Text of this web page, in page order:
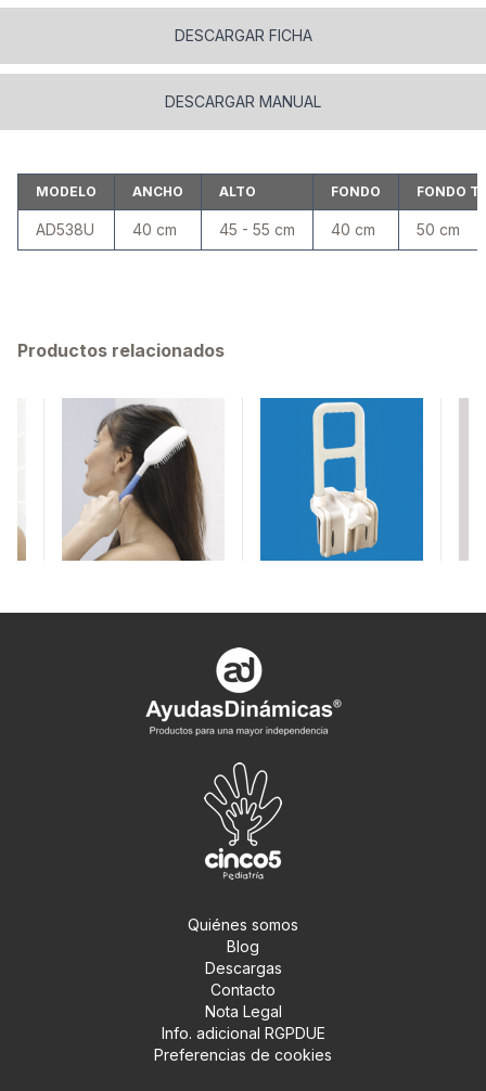
DESCARGAR FICHA
DESCARGAR MANUAL
MODELO ANCHO ALTO FONDO FONDO
AD538U 40 cm 45 - 55 cm 40 cm 50 cm
Productos relacionados
Quiénes somos
Blog
Descargas
Contacto
Nota Legal
Info. adicional RGPDUE
Preferencias de cookies